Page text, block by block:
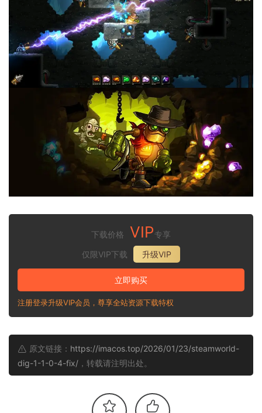
下载价格 VIP专享
仅限VIP下载
升级VIP
立即购买
注册登录升级VIP会员，尊享全站资源下载特权
原文链接： https://imacos.top/2026/01/23/steamworld-
dig-1-1-0-4-fix/ ，转载请注明出处。